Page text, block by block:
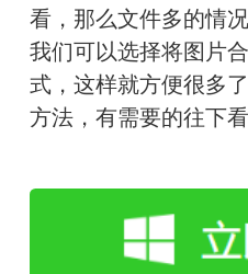
看，那么文件多的情
我们可以选择将图片
式，这样就方便很多
方法，有需要的往下看